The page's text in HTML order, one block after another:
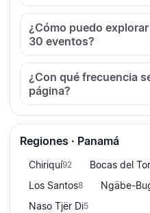
¿Cómo puedo
30 eventos?
¿Con qué frecuencia
página?
Regiones · Panamá
Chiriquí92 Bocas del
Los Santos8 Ngäbe-
Naso Tjër Di5